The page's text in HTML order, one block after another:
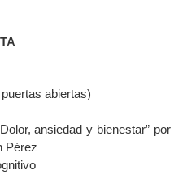
abiertas)
ansiedad y bienestar” por
Pérez